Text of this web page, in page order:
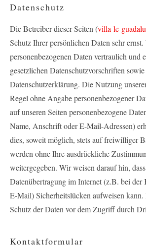
Datenschutz
Die Betreiber dieser Seiten (villa-le-
Schutz Ihrer persönlichen Daten sehr
personenbezogenen Daten vertraulich und
gesetzlichen Datenschutzvorschriften
Datenschutzerklärung. Die Nutzung
Regel ohne Angabe personenbezogener
auf unseren Seiten personenbezogene
Name, Anschrift oder E-Mail-Adressen)
dies, soweit möglich, stets auf freiwilliger
werden ohne Ihre ausdrückliche
weitergegeben. Wir weisen darauf hin,
Datenübertragung im Internet (z.B. bei
E-Mail) Sicherheitslücken aufweisen
Schutz der Daten vor dem Zugriff durch
Kontaktformular